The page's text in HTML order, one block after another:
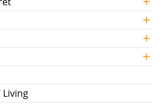
+
+
+
Living